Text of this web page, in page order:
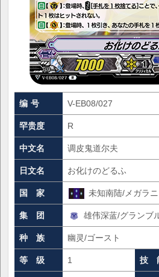
编 号 V-EB08/027
罕贵度 R
中文名 调皮鬼道尔夫
日文名 お化けのどるふ
国 家 未知南陆/メガラニ
集 团 雄伟深蓝/グランブ
种 族 幽灵/ゴースト
等 级 1 技